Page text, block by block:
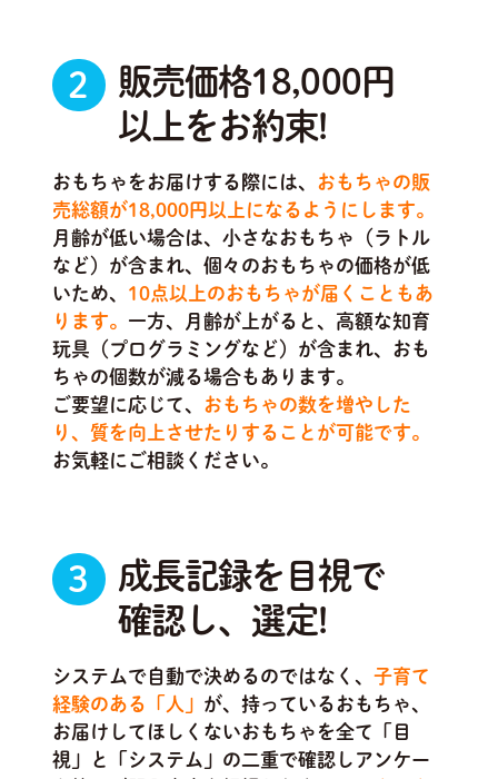
2
販売価格18,000円
以上をお約束!
おもちゃをお届けする際には、 おもちゃの販
売総額が18,000円以上になるようにします。
月齢が低い場合は、小さなおもちゃ（ラトル
など）が含まれ、個々のおもちゃの価格が低
いため、 10点以上のおもちゃが届くこともあ
ります。 一方、月齢が上がると、高額な知育
玩具（プログラミングなど）が含まれ、おも
ちゃの個数が減る場合もあります。
ご要望に応じて、 おもちゃの数を増やした
り、質を向上させたりすることが可能です。
お気軽にご相談ください。
3
成長記録を目視で
確認し、選定!
システムで自動で決めるのではなく、子育て
経験のある「人」 が、持っているおもちゃ、
お届けしてほしくないおもちゃを全て「目
視」と「システム」の二重で確認しアンケー